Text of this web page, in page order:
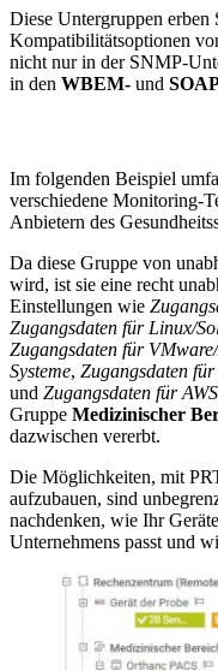
Diese Untergruppen
Kompatibilitätsoptionen
nicht nur in der SNMP-
in den WBEM- und
Im folgenden Beispiel
verschiedene Monitoring-
Anbietern des
Da diese Gruppe von
wird, ist sie eine recht
Einstellungen wie
Zugangsdaten für Linux/
Zugangsdaten für
Systeme, Zugangsdaten
und Zugangsdaten für AWS
Gruppe Medizinischer
dazwischen vererbt.
Die Möglichkeiten, mit
aufzubauen, sind
nachdenken, wie Ihr
Unternehmens passt und